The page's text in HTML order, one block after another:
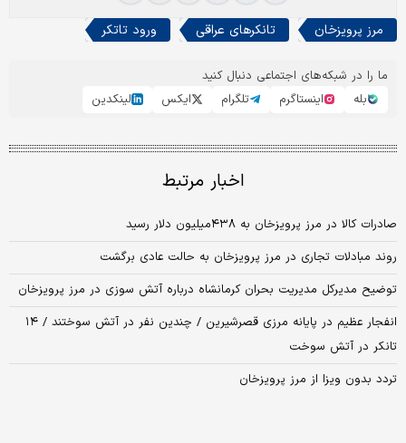
مرز پرویزخان تانکرهای عراقی ورود تاتکر
ما را در شبکه‌های اجتماعی دنبال کنید
بله
اینستاگرم تلگرام ایکس لینکدین
اخبار مرتبط
صادرات کالا در مرز پرویزخان به ۴۳۸‌میلیون دلار رسید
روند مبادلات تجاری در مرز پرویزخان به حالت عادی برگشت
توضیح مدیرکل مدیریت بحران کرمانشاه درباره آتش سوزی در مرز پرویزخان
انفجار عظیم در پایانه مرزی قصرشیرین / چندین نفر در آتش سوختند / ۱۴
تانکر در آتش سوخت
تردد بدون ویزا از مرز پرویزخان